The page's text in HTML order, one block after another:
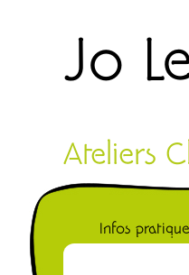
Jo
Ateliers
Vous êtes ici
Infos